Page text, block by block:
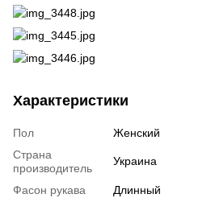
Характеристики
Пол
Женский
Страна
производитель
Украина
Фасон рукава
Длинный